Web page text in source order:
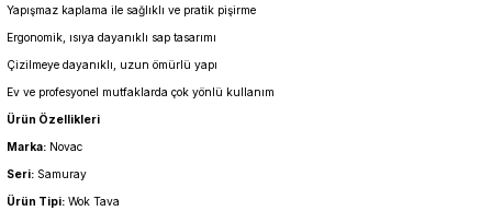
Yapışmaz kaplama ile sağlıklı ve pratik pişirme
Ergonomik, ısıya dayanıklı sap tasarımı
Çizilmeye dayanıklı, uzun ömürlü yapı
Ev ve profesyonel mutfaklarda çok yönlü kullanım
Ürün Özellikleri
Marka: Novac
Seri: Samuray
Ürün Tipi: Wok Tava